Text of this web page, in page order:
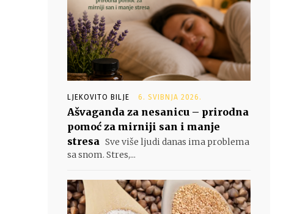
LJEKOVITO BILJE 6. SVIBNJA 2026.
Ašvaganda za nesanicu – prirodna
pomoć za mirniji san i manje
stresa Sve više ljudi danas ima problema
sa snom. Stres,...